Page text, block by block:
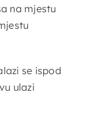
na mjestu
se ispod
ulazi